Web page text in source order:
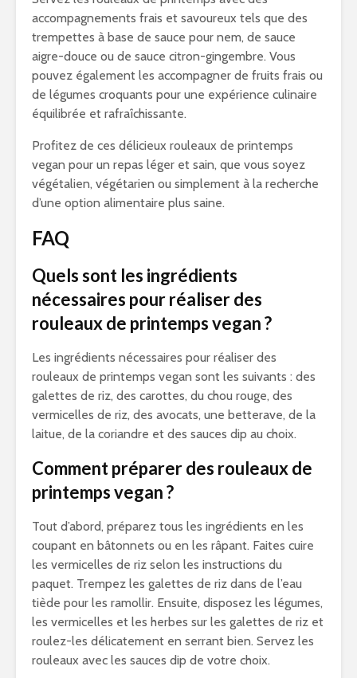
accompagnements frais et savoureux tels que des
trempettes à base de sauce pour nem, de sauce
aigre-douce ou de sauce citron-gingembre. Vous
pouvez également les accompagner de fruits frais ou
de légumes croquants pour une expérience culinaire
équilibrée et rafraîchissante.
Profitez de ces délicieux rouleaux de printemps
vegan pour un repas léger et sain, que vous soyez
végétalien, végétarien ou simplement à la recherche
d’une option alimentaire plus saine.
FAQ
Quels sont les ingrédients
nécessaires pour réaliser des
rouleaux de printemps vegan ?
Les ingrédients nécessaires pour réaliser des
rouleaux de printemps vegan sont les suivants : des
galettes de riz, des carottes, du chou rouge, des
vermicelles de riz, des avocats, une betterave, de la
laitue, de la coriandre et des sauces dip au choix.
Comment préparer des rouleaux de
printemps vegan ?
Tout d’abord, préparez tous les ingrédients en les
coupant en bâtonnets ou en les râpant. Faites cuire
les vermicelles de riz selon les instructions du
paquet. Trempez les galettes de riz dans de l’eau
tiède pour les ramollir. Ensuite, disposez les légumes,
les vermicelles et les herbes sur les galettes de riz et
roulez-les délicatement en serrant bien. Servez les
rouleaux avec les sauces dip de votre choix.